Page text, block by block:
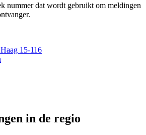
nummer dat wordt gebruikt om meldingen
15-116
in de regio